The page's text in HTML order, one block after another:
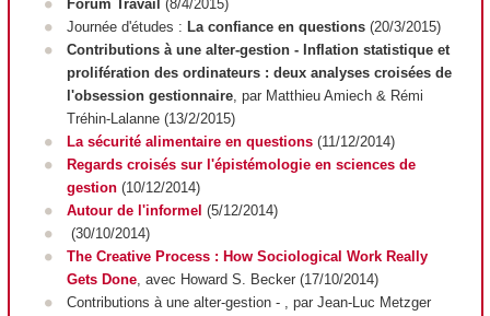
Forum Travail (8/4/2015)
Journée d'études : La confiance en questions (20/3/2015)
Contributions à une alter-gestion - Inflation statistique et
prolifération des ordinateurs : deux analyses croisées de
l'obsession gestionnaire, par Matthieu Amiech & Rémi
Tréhin-Lalanne (13/2/2015)
La sécurité alimentaire en questions (11/12/2014)
Regards croisés sur l'épistémologie en sciences de
gestion (10/12/2014)
Autour de l'informel (5/12/2014)
(30/10/2014)
The Creative Process : How Sociological Work Really
Gets Done, avec Howard S. Becker (17/10/2014)
Contributions à une alter-gestion - , par Jean-Luc Metzger